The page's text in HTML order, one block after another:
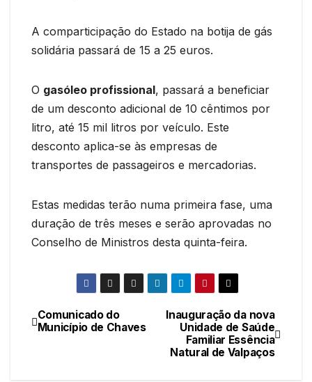
A comparticipação do Estado na botija de gás
solidária passará de 15 a 25 euros.
O gasóleo profissional, passará a beneficiar
de um desconto adicional de 10 cêntimos por
litro, até 15 mil litros por veículo. Este
desconto aplica-se às empresas de
transportes de passageiros e mercadorias.
Estas medidas terão numa primeira fase, uma
duração de três meses e serão aprovadas no
Conselho de Ministros desta quinta-feira.
Navegação
Inauguração da nova
Unidade de Saúde
Familiar Essência
Natural de Valpaços
Comunicado do
Município de Chaves